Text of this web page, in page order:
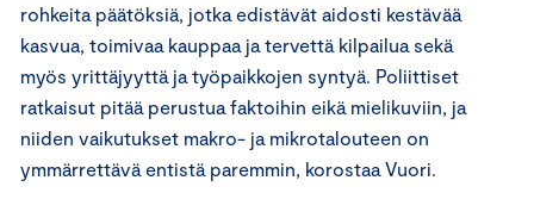
rohkeita päätöksiä, jotka edistävät aidosti kestävää
kasvua, toimivaa kauppaa ja tervettä kilpailua sekä
myös yrittäjyyttä ja työpaikkojen syntyä. Poliittiset
ratkaisut pitää perustua faktoihin eikä mielikuviin, ja
niiden vaikutukset makro- ja mikrotalouteen on
ymmärrettävä entistä paremmin, korostaa Vuori.